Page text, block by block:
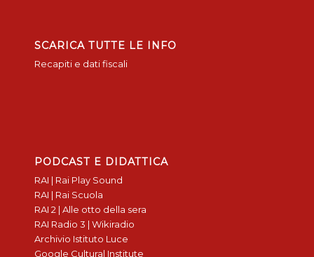
SCARICA TUTTE LE INFO
Recapiti e dati fiscali
PODCAST E DIDATTICA
RAI | Rai Play Sound
RAI | Rai Scuola
RAI 2 | Alle otto della sera
RAI Radio 3 | Wikiradio
Archivio Istituto Luce
Google Cultural Institute